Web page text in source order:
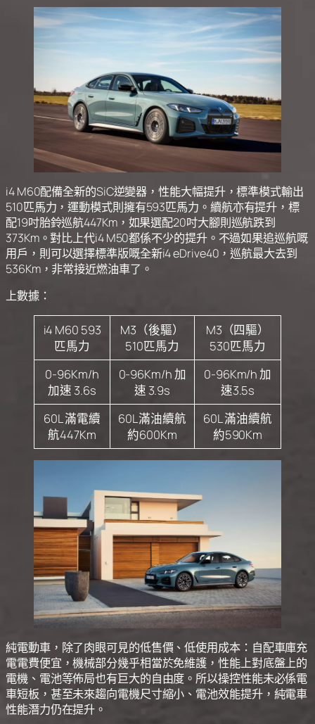
i4 M60配備全新的SiC逆變器，性能大幅提升，標準模式輸出
510匹馬力，運動模式則擁有593匹馬力。續航亦有提升，標
配19吋胎鈴巡航447Km，如果選配20吋大腳則巡航跌到
373Km。對比上代i4 M50都係不少的提升。不過如果追巡航嘅
用戶，則可以選擇標準版嘅全新i4 eDrive40，巡航最大去到
536Km，非常接近燃油車了。
上數據：
i4 M60 593
匹馬力
M3（後驅）
510匹馬力
M3（四驅）
530匹馬力
0-96Km/h
加速 3.6s
0-96Km/h 加
速 3.9s
0-96Km/h 加
速3.5s
60L 滿電續
航447Km
60L 滿油續航
約600Km
60L 滿油續航
約590Km
純電動車，除了肉眼可見的低售價、低使用成本：自配車庫充
電電費便宜，機械部分幾乎相當於免維護，性能上對底盤上的
電機、電池等佈局也有巨大的自由度。所以操控性能未必係電
車短板，甚至未來趨向電機尺寸縮小、電池效能提升，純電車
性能潛力仍在提升。